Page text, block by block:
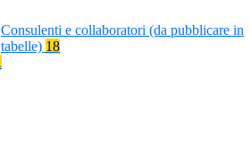
Consulenti e collaboratori (da pubblicare in
tabelle) 18